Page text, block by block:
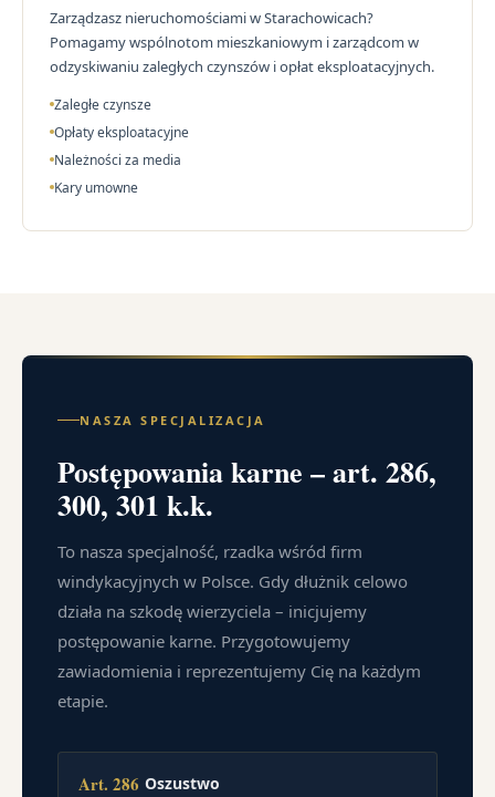
Zarządzasz nieruchomościami w Starachowicach?
Pomagamy wspólnotom mieszkaniowym i zarządcom w
odzyskiwaniu zaległych czynszów i opłat eksploatacyjnych.
Zaległe czynsze
Opłaty eksploatacyjne
Należności za media
Kary umowne
NASZA SPECJALIZACJA
Postępowania karne – art. 286,
300, 301 k.k.
To nasza specjalność, rzadka wśród firm
windykacyjnych w Polsce. Gdy dłużnik celowo
działa na szkodę wierzyciela – inicjujemy
postępowanie karne. Przygotowujemy
zawiadomienia i reprezentujemy Cię na każdym
etapie.
Art. 286 Oszustwo